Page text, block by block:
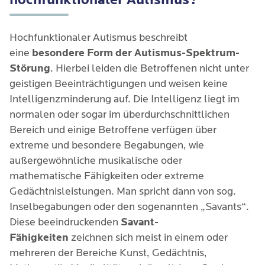
Hochfunktionaler Autismus beschreibt
eine besondere Form der Autismus-Spektrum-
Störung. Hierbei leiden die Betroffenen nicht unter
geistigen Beeinträchtigungen und weisen keine
Intelligenzminderung auf. Die Intelligenz liegt im
normalen oder sogar im überdurchschnittlichen
Bereich und einige Betroffene verfügen über
extreme und besondere Begabungen, wie
außergewöhnliche musikalische oder
mathematische Fähigkeiten oder extreme
Gedächtnisleistungen. Man spricht dann von sog.
Inselbegabungen oder den sogenannten „Savants“.
Diese beeindruckenden Savant-
Fähigkeiten zeichnen sich meist in einem oder
mehreren der Bereiche Kunst, Gedächtnis,